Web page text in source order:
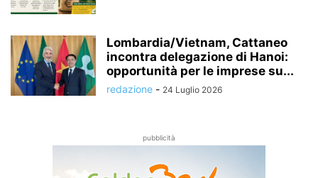
Lombardia/Vietnam, Cattaneo
incontra delegazione di Hanoi:
opportunità per le imprese su...
redazione - 24 Luglio 2026
pubblicità